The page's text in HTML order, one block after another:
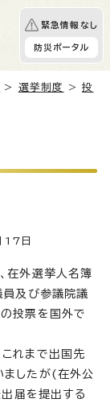
緊急情報なし
防災ポータル
> 選挙制度 >投
日
在外選挙人名簿
員及び参議院議
投票を国外で
れまで出国先
ましたが(在外公
届を提出する